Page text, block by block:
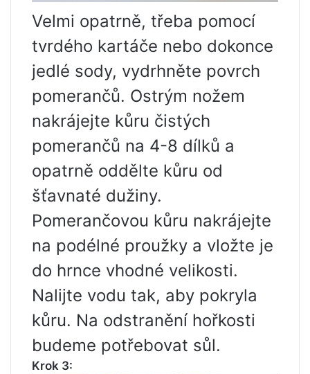
Velmi opatrně, třeba pomocí
tvrdého kartáče nebo dokonce
jedlé sody, vydrhněte povrch
pomerančů. Ostrým nožem
nakrájejte kůru čistých
pomerančů na 4-8 dílků a
opatrně oddělte kůru od
šťavnaté dužiny.
Pomerančovou kůru nakrájejte
na podélné proužky a vložte je
do hrnce vhodné velikosti.
Nalijte vodu tak, aby pokryla
kůru. Na odstranění hořkosti
budeme potřebovat sůl.
Krok 3: